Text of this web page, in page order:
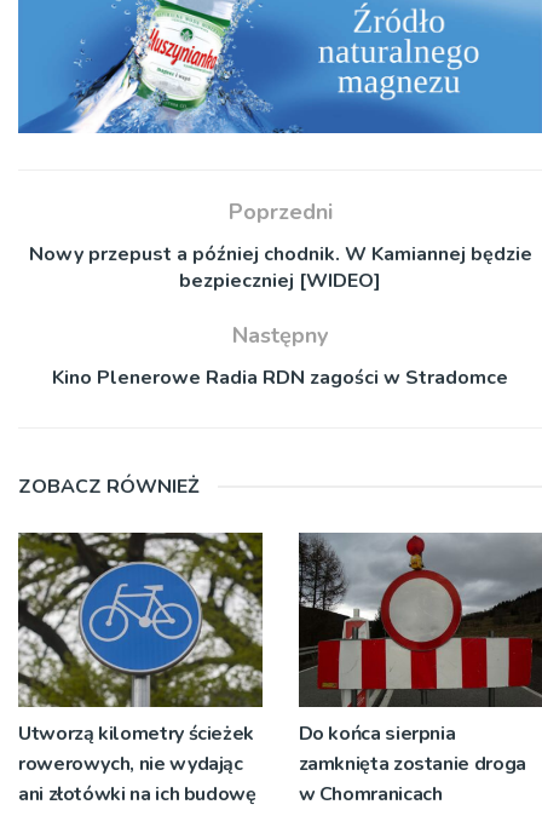
Poprzedni
Nowy przepust a później chodnik. W Kamiannej będzie
bezpieczniej [WIDEO]
Następny
Kino Plenerowe Radia RDN zagości w Stradomce
ZOBACZ RÓWNIEŻ
Utworzą kilometry ścieżek
rowerowych, nie wydając
ani złotówki na ich budowę
Do końca sierpnia
zamknięta zostanie droga
w Chomranicach